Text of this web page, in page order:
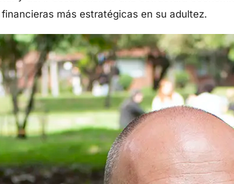
más estratégicas en su adultez.